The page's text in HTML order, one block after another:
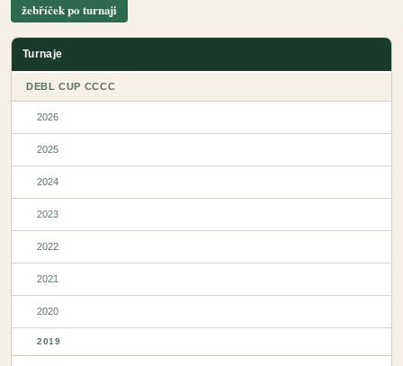
žebříček po turnaji
Turnaje
DEBL CUP CCCC
2026
2025
2024
2023
2022
2021
2020
2019